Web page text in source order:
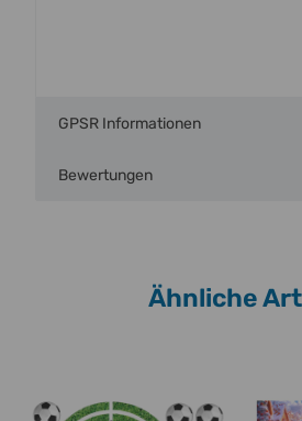
GPSR Informationen
Bewertungen
Ähnliche